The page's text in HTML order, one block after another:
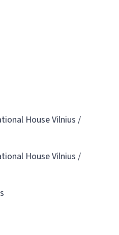
House Vilnius /
House Vilnius /